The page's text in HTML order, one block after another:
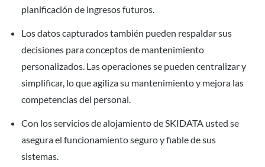
planificación de ingresos futuros.
Los datos capturados también pueden respaldar sus
decisiones para conceptos de mantenimiento
personalizados. Las operaciones se pueden centralizar y
simplificar, lo que agiliza su mantenimiento y mejora las
competencias del personal.
Con los servicios de alojamiento de SKIDATA usted se
asegura el funcionamiento seguro y fiable de sus
sistemas.